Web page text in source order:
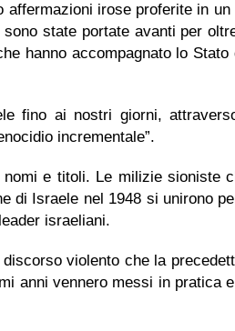
affermazioni irose proferite in un
state portate avanti per
hanno accompagnato lo Stato
fino ai nostri giorni,
incrementale”.
e titoli. Le milizie sioniste
di Israele nel 1948 si unirono
israeliani.
violento che la
anni vennero messi in pratica